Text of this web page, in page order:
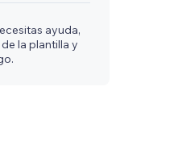
ayuda,
la plantilla y